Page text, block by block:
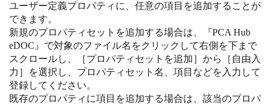
ユーザー定義プロパティに、任意の項目を追加することが
できます。
新規のプロパティセットを追加する場合は、『PCA Hub
eDOC』で対象のファイル名をクリックして右側を下まで
スクロールし、［プロパティセットを追加］から［自由入
力］を選択し、プロパティセット名、項目などを入力して
登録してください。
既存のプロパティに項目を追加する場合は、該当のプロパ